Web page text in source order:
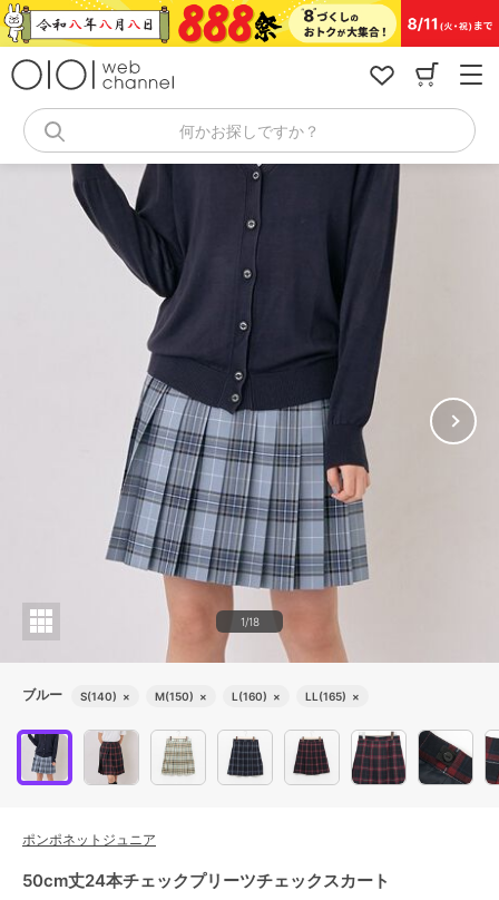
コ
ン
キ
何かお探しですか？
1/18
ブルー S(140) × M(150) × L(160) × LL(165) ×
ポンポネットジュニア
50cm丈24本チェックプリーツチェックスカート